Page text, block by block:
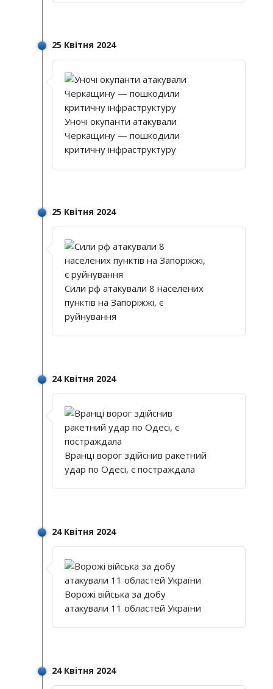
25 Квітня 2024
Уночі окупанти атакували
Черкащину — пошкодили
критичну інфраструктуру
25 Квітня 2024
Сили рф атакували 8 населених
пунктів на Запоріжжі, є
руйнування
24 Квітня 2024
Вранці ворог здійснив ракетний
удар по Одесі, є постраждала
24 Квітня 2024
Ворожі війська за добу
атакували 11 областей України
24 Квітня 2024